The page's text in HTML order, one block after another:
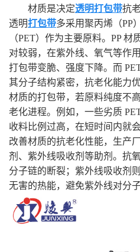
材质是决定透明打包带抗
透明打包带多采用聚丙烯（PP
（PET）作为主要原料。PP
对较弱，在紫外线、氧气等作
打包带变脆、强度下降。而
其分子结构紧密，抗老化能力
材质的打包带，若原料纯度不
老化进程。例如，一些劣质
收料比例过高，在短时间内就
改善材质的抗老化性能，生产
剂、紫外线吸收剂等助剂。抗
分子链的断裂；紫外线吸收剂
无害的热能，避免紫外线对分